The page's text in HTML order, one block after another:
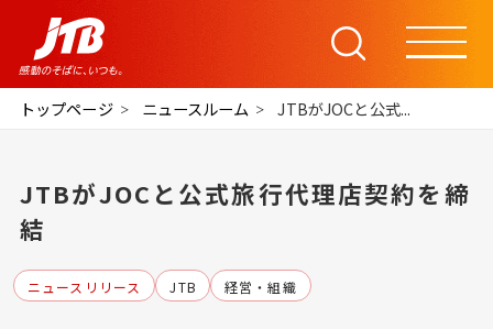
トップページ ニュースルーム JTBがJOCと公式...
JTBがJOCと公式旅行代理店契約を締
結
ニュースリリース JTB 経営・組織